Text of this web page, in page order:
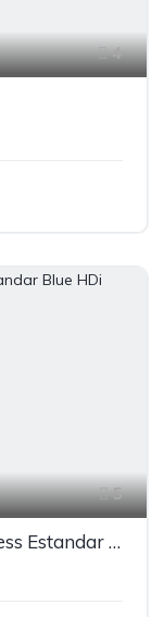
4
5
Peugeot Rifter Active Pack Business Estandar Blue HDi